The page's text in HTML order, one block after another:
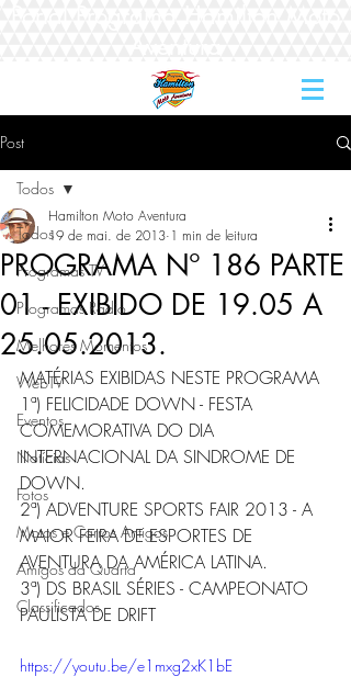
Post
Todos
Programas TV
Programas Rádio
Melhores Momentos
WebTV
Eventos
Notícias
Fotos
Motos e Carros Antigos
Amigos da Quarta
Classificados
Todos
PROGRAMA Nº 186 PARTE
01 - EXIBIDO DE 19.05 A
25.05.2013.
Hamilton Moto Aventura
19 de mai. de 2013 1 min de leitura
MATÉRIAS EXIBIDAS NESTE PROGRAMA
1ª) FELICIDADE DOWN - FESTA
COMEMORATIVA DO DIA
INTERNACIONAL DA SINDROME DE
DOWN.
2ª) ADVENTURE SPORTS FAIR 2013 - A
MAIOR FEIRA DE ESPORTES DE
AVENTURA DA AMÉRICA LATINA.
3ª) DS BRASIL SÉRIES - CAMPEONATO
PAULISTA DE DRIFT
https://youtu.be/e1mxg2xK1bE